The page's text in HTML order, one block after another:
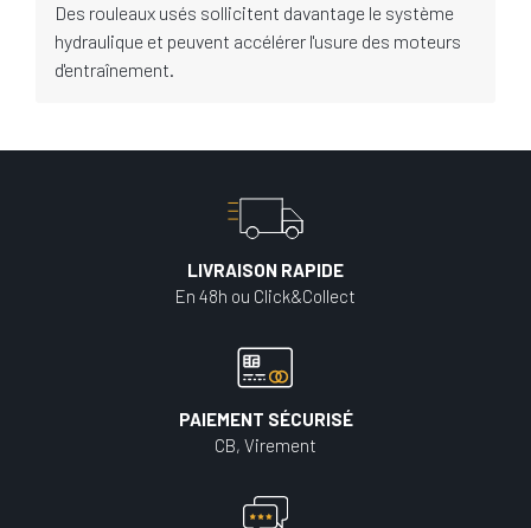
Des rouleaux usés sollicitent davantage le système
hydraulique et peuvent accélérer l'usure des moteurs
d'entraînement.
LIVRAISON RAPIDE
En 48h ou Click&Collect
PAIEMENT SÉCURISÉ
CB, Virement